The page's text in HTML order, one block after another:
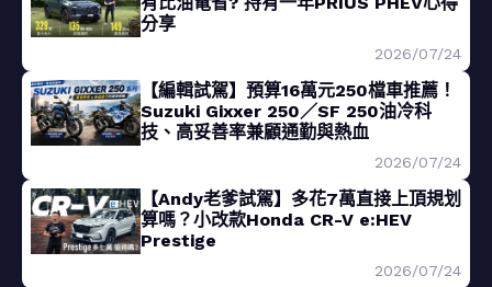
分享
2026/07/24
【編輯試駕】預算16萬元250檔車推薦！
Suzuki Gixxer 250／SF 250油冷科
技、高妥善率兼顧通勤與熱血
2026/07/24
【Andy老爹試駕】多花7萬直接上頂規划
算嗎？小改款Honda CR-V e:HEV
Prestige
2026/07/24